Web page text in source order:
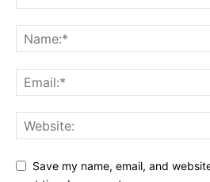
Save my name, email, and